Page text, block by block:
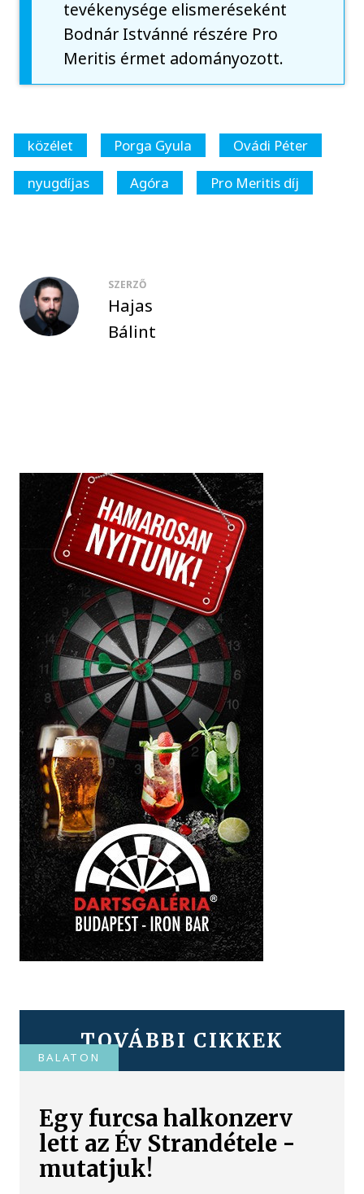
tevékenysége elismeréseként
Bodnár Istvánné részére Pro
Meritis érmet adományozott.
közélet Porga Gyula
Ovádi Péter
nyugdíjas
Agóra Pro Meritis díj
SZERZŐ
Hajas
Bálint
TOVÁBBI CIKKEK
BALATON
Egy furcsa halkonzerv
lett az Év Strandétele -
mutatjuk!